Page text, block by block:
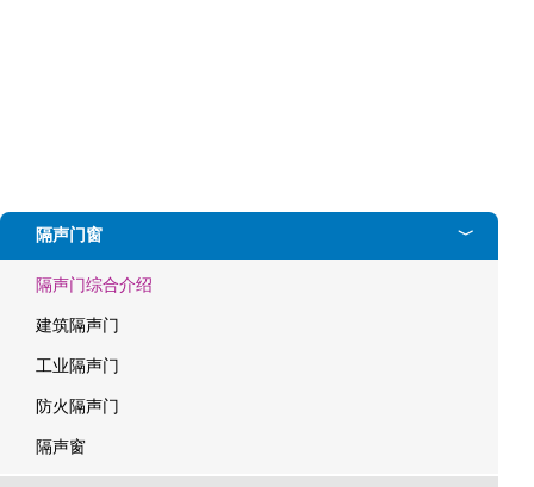
﹀
隔声门窗
隔声门综合介绍
建筑隔声门
工业隔声门
防火隔声门
隔声窗